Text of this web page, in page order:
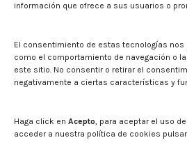
información que ofrece a sus usuarios o
El consentimiento de estas tecnologías
como el comportamiento de navegación o
este sitio. No consentir o retirar el
negativamente a ciertas características y
Haga click en Acepto, para aceptar el uso
acceder a nuestra política de cookies
Noticias
El CITA en los medios de comunicación
Corporate Identity
Boletín electrónico cita2
Mapa del sitio web